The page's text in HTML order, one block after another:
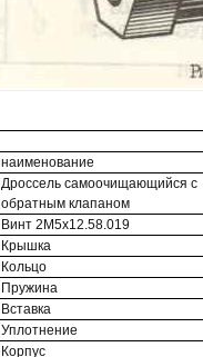
наименование
Дроссель самоочищающийся с
обратным клапаном
Винт 2М5х12.58.019
Крышка
Кольцо
Пружина
Вставка
Уплотнение
Корпус